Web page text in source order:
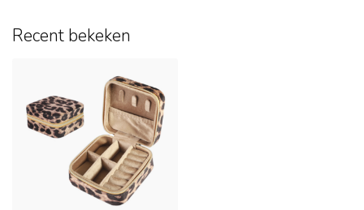
Recent bekeken